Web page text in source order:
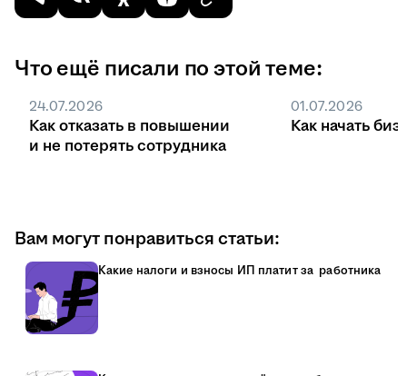
отработанных часов. Если оклад
столько и получит, неважно 19 рабочих
или другие выплаты, они увеличивают
базу для начисления взносов. Поэтому,
когда планируете бюджет на найм,
сотрудника для компании.
Что ещё писали по этой теме:
24.07.2026
Как отказать в повышении
и не потерять сотрудника
01.07.2026
Как начать
Вам могут понравиться статьи:
Какие налоги и взносы ИП платит за работника